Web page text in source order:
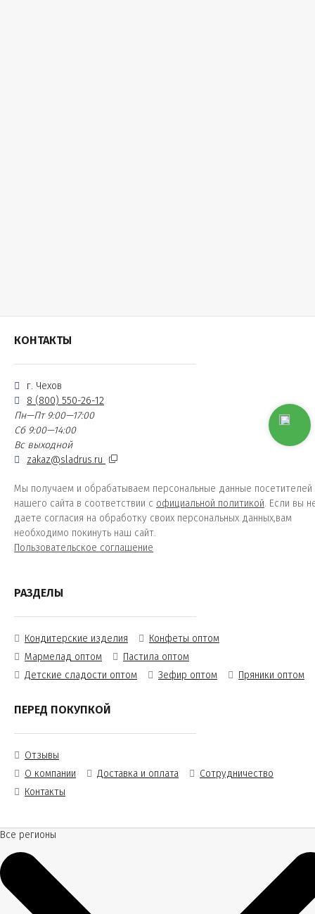
КОНТАКТЫ
г. Чехов
8 (800) 550-26-12
Пн—Пт 9:00—17:00
Сб 9:00—14:00
Вс выходной
zakaz@sladrus.ru
Мы получаем и обрабатываем персональные данные посетителей
нашего сайта в соответствии с официальной политикой. Если вы
даете согласия на обработку своих персональных данных,вам
необходимо покинуть наш сайт.
Пользовательское соглашение
РАЗДЕЛЫ
Кондитерские изделия
Конфеты оптом
Мармелад оптом
Пастила оптом
Детские сладости оптом
Зефир оптом Пряники оптом
ПЕРЕД ПОКУПКОЙ
Отзывы
О компании
Доставка и оплата
Сотрудничество
Контакты
Все регионы